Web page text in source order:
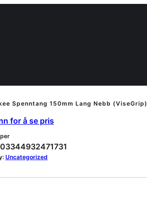
Spenntang 150mm Lang Nebb (ViseGrip)
for å se pris
Uncategorized